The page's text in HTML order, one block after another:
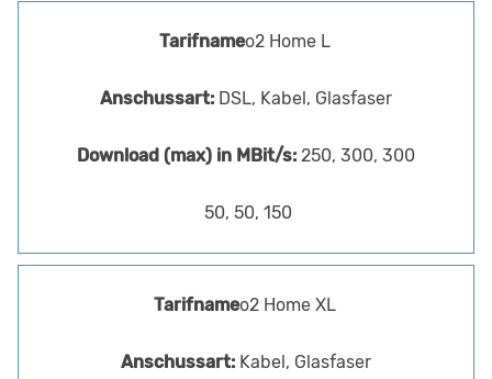
o2 Home L
DSL, Kabel, Glasfaser
250, 300, 300
50, 50, 150
o2 Home XL
Kabel, Glasfaser